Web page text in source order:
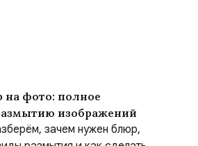
на фото: полное
изображений
зачем нужен блюр,